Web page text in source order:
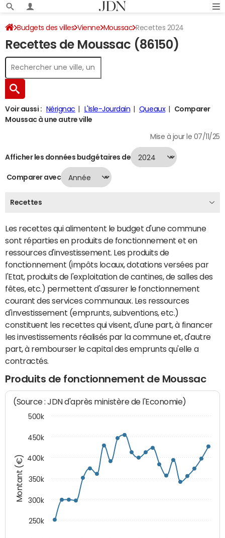
Budgets des villes Vienne Moussac Recettes 2024
Recettes de Moussac (86150)
Voir aussi : Nérignac L'Isle-Jourdain Queaux
Comparer
Moussac à une autre ville
Mise à jour le 07/11/25
Afficher les données budgétaires de
Comparer avec
Recettes
Les recettes qui alimentent le budget d'une commune
sont réparties en produits de fonctionnement et en
ressources d'investissement. Les produits de
fonctionnement (impôts locaux, dotations versées par
l'Etat, produits de l'exploitation de cantines, de salles des
fêtes, etc.) permettent d'assurer le fonctionnement
courant des services communaux. Les ressources
d'investissement (emprunts, subventions, etc.)
constituent les recettes qui visent, d'une part, à financer
les investissements réalisés par la commune et, d'autre
part, à rembourser le capital des emprunts qu'elle a
contractés.
Produits de fonctionnement de Moussac
Montant (€)
(Source : JDN d'après ministère de l'Economie)
250k
300k
350k
400k
450k
500k